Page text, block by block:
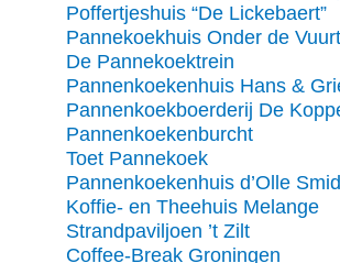
Poffertjeshuis “De Lickebaert”
Pannekoekhuis Onder de
De Pannekoektrein
Pannenkoekenhuis Hans &
Pannenkoekboerderij De
Pannenkoekenburcht
Toet Pannekoek
Pannenkoekenhuis d’Olle
Koffie- en Theehuis Melange
Strandpaviljoen ’t Zilt
Coffee-Break Groningen